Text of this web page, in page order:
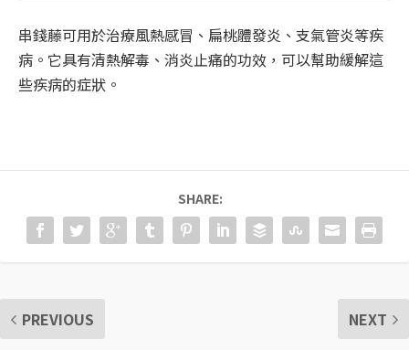
串錢藤可用於治療風熱感冒、扁桃體發炎、支氣管炎等疾
病。它具有清熱解毒、消炎止痛的功效，可以幫助緩解這
些疾病的症狀。
SHARE:
PREVIOUS
NEXT